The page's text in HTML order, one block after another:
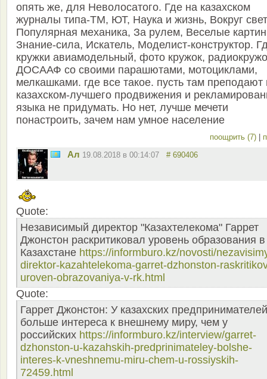
опять же, для Неволосатого. Где на казахском
журналы типа-ТМ, ЮТ, Наука и жизнь, Вокруг
Популярная механика, За рулем, Веселые
Знание-сила, Искатель, Моделист-конструктор.
кружки авиамодельный, фото кружок,
ДОСААФ со своими парашютами, мотоциклами,
мелкашками. где все такое. пусть там преподают
казахском-лучшего продвижения и
языка не придумать. Но нет, лучше мечети
понастроить, зачем нам умное население
поощрить (7)
Ал 19.08.2018 в 00:14:07 # 690406
Quote:
Независимый директор "Казахтелекома" Гаррет
Джонстон раскритиковал уровень образования в
Казахстане https://informburo.kz/novosti/
direktor-kazahtelekoma-garret-dzhonston-
uroven-obrazovaniya-v-rk.html
Quote:
Гаррет Джонстон: У казахских предпринимателей
больше интереса к внешнему миру, чем у
российских https://informburo.kz/interview/garret-
dzhonston-u-kazahskih-predprinimateley-bolshe-
interes-k-vneshnemu-miru-chem-u-rossiyskih-
72459.html